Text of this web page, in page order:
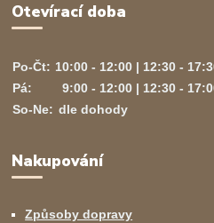
Otevírací doba
Po-Čt: 10:00 - 12:00 | 12:30 -
Pá:
9:00 - 12:00 | 12:30 -
So-Ne: dle dohody
Nakupování
Způsoby dopravy